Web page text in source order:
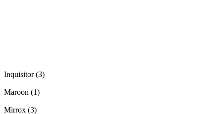
Inquisitor(3)
Maroon (1)
Mirrox (3)